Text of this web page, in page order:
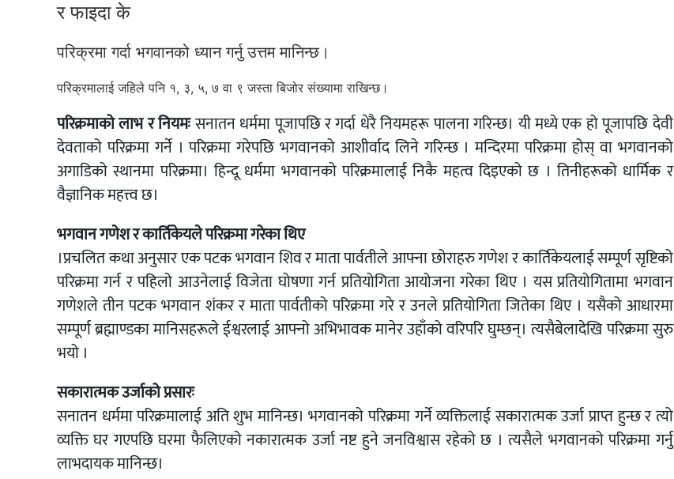
र फाइदा के
परिक्रमा गर्दा भगवानको ध्यान गर्नु उत्तम मानिन्छ।
परिक्रमालाई जहिले पनि १, ३, ५, ७ वा ९ जस्ता बिजोर संख्यामा राखिन्छ।
परिक्रमाको लाभ र नियमःसनातन धर्ममा पूजापछि र गर्दा धेरै नियमहरू पालना गरिन्छ। यी मध्ये एक हो पूजापछि देवी
देवताको परिक्रमा गर्ने । परिक्रमा गरेपछि भगवानको आशीर्वाद लिने गरिन्छ । मन्दिरमा परिक्रमा होस् वा भगवानको
अगाडिको स्थानमा परिक्रमा। हिन्दू धर्ममा भगवानको परिक्रमालाई निकै महत्व दिइएको छ । तिनीहरूको धार्मिक र
वैज्ञानिक महत्त्व छ।
भगवान गणेश र कार्तिकेयले परिक्रमा गरेका थिए
।प्रचलित कथा अनुसार एक पटक भगवान शिव र माता पार्वतीले आफ्ना छोराहरु गणेश र कार्तिकेयलाई सम्पूर्ण सृष्टिको
परिक्रमा गर्न र पहिलो आउनेलाई विजेता घोषणा गर्न प्रतियोगिता आयोजना गरेका थिए । यस प्रतियोगितामा भगवान
गणेशले तीन पटक भगवान शंकर र माता पार्वतीको परिक्रमा गरे र उनले प्रतियोगिता जितेका थिए । यसैको आधारमा
सम्पूर्ण ब्रह्माण्डका मानिसहरूले ईश्वरलाई आफ्नो अभिभावक मानेर उहाँको वरिपरि घुम्छन्। त्यसैबेलादेखि परिक्रमा सुरु
भयो ।
सकारात्मक उर्जाको प्रसारः
सनातन धर्ममा परिक्रमालाई अति शुभ मानिन्छ। भगवानको परिक्रमा गर्ने व्यक्तिलाई सकारात्मक उर्जा प्राप्त हुन्छ र त्यो
व्यक्ति घर गएपछि घरमा फैलिएको नकारात्मक उर्जा नष्ट हुने जनविश्वास रहेको छ । त्यसैले भगवानको परिक्रमा गर्नु
लाभदायक मानिन्छ।